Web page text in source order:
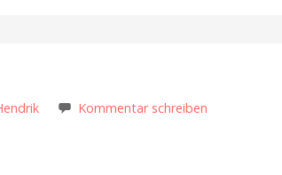
Kommentar schreiben